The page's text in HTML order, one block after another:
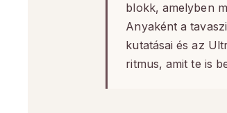
blokk, amelyben
Anyaként a
kutatásai és az
ritmus, amit te is